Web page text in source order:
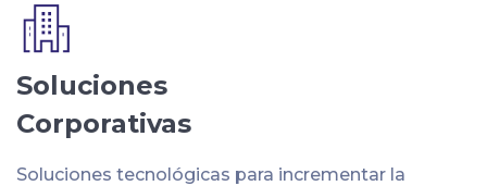
Soluciones
Corporativas
Soluciones tecnológicas para incrementar la